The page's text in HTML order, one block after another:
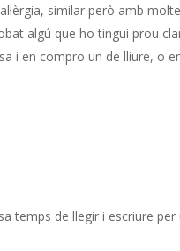
similar però amb
algú que ho tingui prou
i en compro un de lliure, o
temps de llegir i escriure